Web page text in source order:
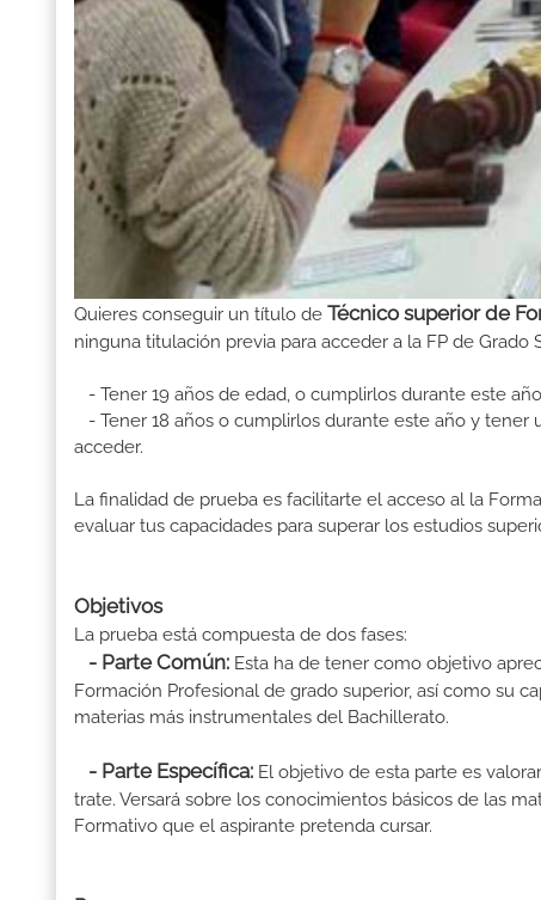
Quieres conseguir un título de Técnico superior de
ninguna titulación previa para acceder a la FP de
- Tener 19 años de edad, o cumplirlos durante este
- Tener 18 años o cumplirlos durante este año y
acceder.
La finalidad de prueba es facilitarte el acceso al la
evaluar tus capacidades para superar los estudios
Objetivos
La prueba está compuesta de dos fases:
- Parte Común: Esta ha de tener como objetivo
Formación Profesional de grado superior, así como su
materias más instrumentales del Bachillerato.
- Parte Específica: El objetivo de esta parte es
trate. Versará sobre los conocimientos básicos de las
Formativo que el aspirante pretenda cursar.